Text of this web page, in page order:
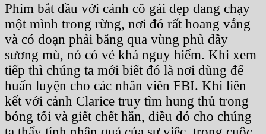
Phim bắt đầu với cảnh cô gái đẹp đang chạy
một mình trong rừng, nơi đó rất hoang vắng
và có đoạn phải băng qua vùng phủ đầy
sương mù, nó có vẻ khá nguy hiểm. Khi xem
tiếp thì chúng ta mới biết đó là nơi dùng để
huấn luyện cho các nhân viên FBI. Khi liên
kết với cảnh Clarice truy tìm hung thủ trong
bóng tối và giết chết hắn, điều đó cho chúng